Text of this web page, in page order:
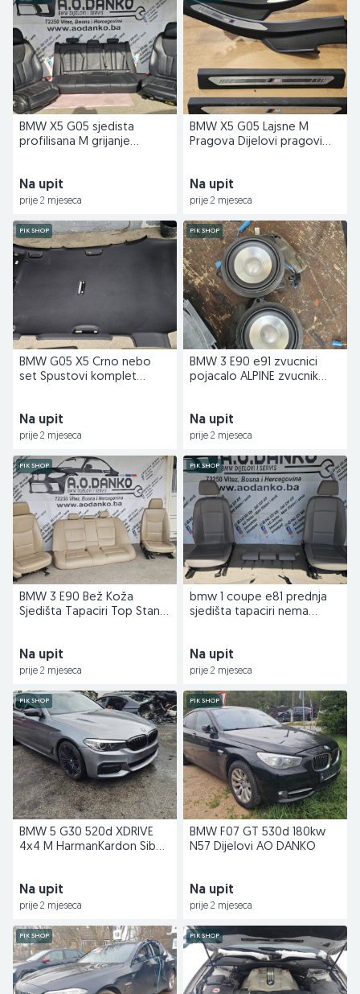
BMW X5 G05 sjedista
profilisana M grijanje
Na upit
prije 2 mjeseca
BMW X5 G05 Lajsne M
Pragova Dijelovi pragovi
Na upit
prije 2 mjeseca
PIK SHOP
BMW G05 X5 Crno nebo
set Spustovi komplet
Na upit
prije 2 mjeseca
PIK SHOP
BMW 3 E90 e91 zvucnici
pojacalo ALPINE zvucnik
Na upit
prije 2 mjeseca
PIK SHOP
BMW 3 E90 Bež Koža
Sjedišta Tapaciri Top Stanje
Na upit
prije 2 mjeseca
PIK SHOP
bmw 1 coupe e81 prednja
sjedišta tapaciri nema
Na upit
prije 2 mjeseca
PIK SHOP
BMW 5 G30 520d XDRIVE
4x4 M HarmanKardon Siber
Na upit
prije 2 mjeseca
PIK SHOP
BMW F07 GT 530d 180kw
N57 Dijelovi AO DANKO
Na upit
prije 2 mjeseca
PIK SHOP PIK SHOP